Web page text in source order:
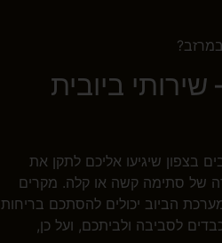
ביובית
בצפון שיגיעו אליכם לתקן את
של סתימה קשה או קלה. מקרים
הביוב יכולים להסתכם בריחות
לסביבה ולביתכם, ועל כן,